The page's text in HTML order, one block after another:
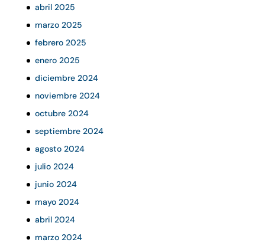
abril 2025
marzo 2025
febrero 2025
enero 2025
diciembre 2024
noviembre 2024
octubre 2024
septiembre 2024
agosto 2024
julio 2024
junio 2024
mayo 2024
abril 2024
marzo 2024